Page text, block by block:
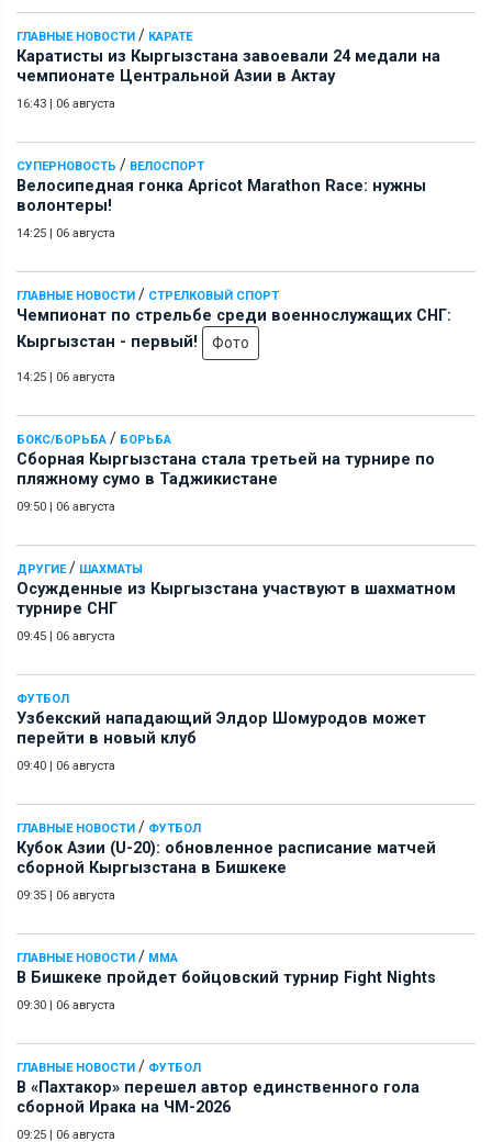
ГЛАВНЫЕ НОВОСТИ / КАРАТЕ
Каратисты из Кыргызстана завоевали 24 медали на
чемпионате Центральной Азии в Актау
16:43 | 06 августа
СУПЕРНОВОСТЬ / ВЕЛОСПОРТ
Велосипедная гонка Apricot Marathon Race: нужны
волонтеры!
14:25 | 06 августа
ГЛАВНЫЕ НОВОСТИ / СТРЕЛКОВЫЙ СПОРТ
Чемпионат по стрельбе среди военнослужащих СНГ:
Кыргызстан - первый!
Фото
14:25 | 06 августа
БОКС/БОРЬБА / БОРЬБА
Сборная Кыргызстана стала третьей на турнире по
пляжному сумо в Таджикистане
09:50 | 06 августа
ДРУГИЕ/ ШАХМАТЫ
Осужденные из Кыргызстана участвуют в шахматном
турнире СНГ
09:45 | 06 августа
ФУТБОЛ
Узбекский нападающий Элдор Шомуродов может
перейти в новый клуб
09:40 | 06 августа
ГЛАВНЫЕ НОВОСТИ / ФУТБОЛ
Кубок Азии (U-20): обновленное расписание матчей
сборной Кыргызстана в Бишкеке
09:35 | 06 августа
ГЛАВНЫЕ НОВОСТИ / ММА
В Бишкеке пройдет бойцовский турнир Fight Nights
09:30 | 06 августа
ГЛАВНЫЕ НОВОСТИ / ФУТБОЛ
В «Пахтакор» перешел автор единственного гола
сборной Ирака на ЧМ-2026
09:25 | 06 августа